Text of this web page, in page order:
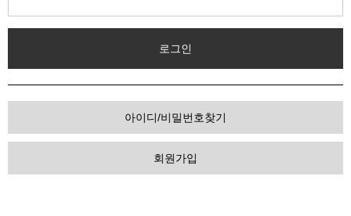
아이디/비밀번호찾기
회원가입